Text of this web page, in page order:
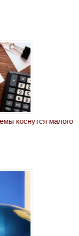
коснутся малого